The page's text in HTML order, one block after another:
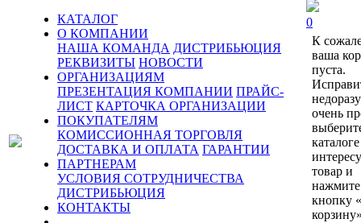
КАТАЛОГ
О КОМПАНИИ
НАША КОМАНДА ДИСТРИБЬЮЦИЯ
РЕКВИЗИТЫ НОВОСТИ
ОРГАНИЗАЦИЯМ
ПРЕЗЕНТАЦИЯ КОМПАНИИ ПРАЙС-
ЛИСТ КАРТОЧКА ОРГАНИЗАЦИИ
ПОКУПАТЕЛЯМ
КОМИССИОННАЯ ТОРГОВЛЯ
ДОСТАВКА И ОПЛАТА ГАРАНТИИ
ПАРТНЕРАМ
УСЛОВИЯ СОТРУДНИЧЕСТВА
ДИСТРИБЬЮЦИЯ
КОНТАКТЫ
0
К
ваша
пуста.
очень
каталоге
товар и
нажмите
кнопку